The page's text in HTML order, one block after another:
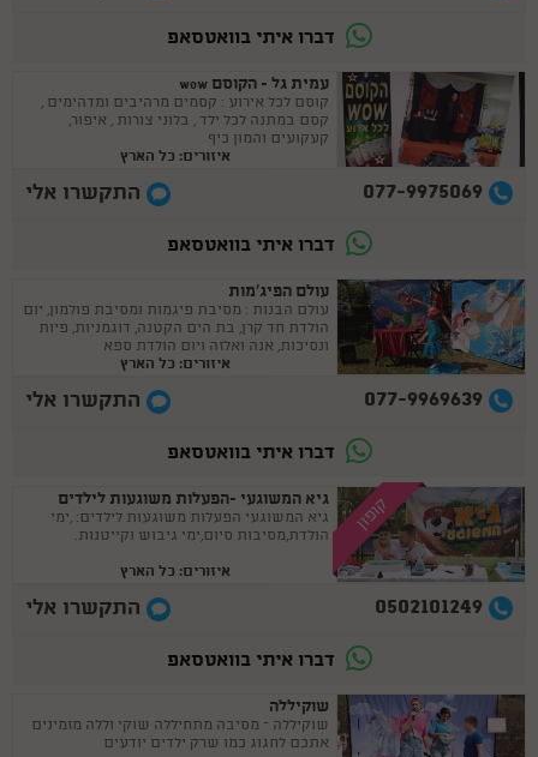
דברו איתי בוואטסאפ
עמית גל - הקוסם wow
קוסם לכל אירוע : קסמים מרהיבים ומדהימים ,
קסם במתנה לכל ילד , בלוני צורות , איפור,
קעקועים והמון כיף
איזורים: כל הארץ
077-9975069 התקשרו אלי
דברו איתי בוואטסאפ
עולם הפיג'מות
עולם הבנות : מסיבת פיגמות ומסיבת פולמון, יום
הולדת חד קרן, בת הים הקטנה, דוגמניות, פיות
ונסיכות, אנה ואלזה ויום הולדת ספא
איזורים: כל הארץ
077-9969639 התקשרו אלי
דברו איתי בוואטסאפ
קופון גיא המשוגעי -הפעלות משוגעות לילדים
גיא המשוגעי הפעלות משוגעות לילדים: ,ימי
הולדת,מסיבות סיום,ימי גיבוש וקייטנות.
איזורים: כל הארץ
0502101249 התקשרו אלי
דברו איתי בוואטסאפ
שוקיללה
שוקיללה – מסיבה מתחיללה שוקי וללה מזמינים
אתכם לחגוג כמו שרק ילדים יודעים